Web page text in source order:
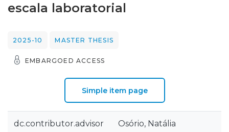
escala laboratorial
2025-10 MASTER THESIS
EMBARGOED ACCESS
Simple item page
dc.contributor.advisor Osório, Natália